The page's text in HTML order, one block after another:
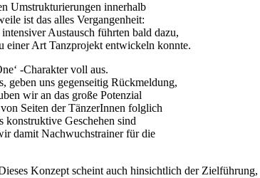
Umstrukturierungen innerhalb
ist das alles Vergangenheit:
Austausch führten bald dazu,
einer Art Tanzprojekt entwickeln konnte.
-Charakter voll aus.
geben uns gegenseitig Rückmeldung,
wir an das große Potenzial
Seiten der TänzerInnen folglich
konstruktive Geschehen sind
damit Nachwuchstrainer für die
Konzept scheint auch hinsichtlich der Zielführung,